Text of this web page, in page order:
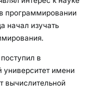
программировании
начал изучать
в
университет имени
вычислительной